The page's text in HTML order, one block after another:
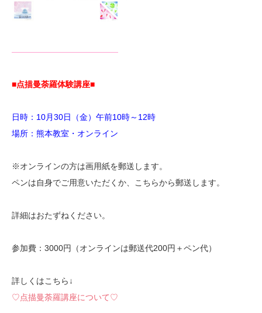
—————————————
■点描曼荼羅体験講座■
日時：10月30日（金）午前10時～12時
場所：熊本教室・オンライン
※オンラインの方は画用紙を郵送します。
ペンは自身でご用意いただくか、こちらから郵送します。
詳細はおたずねください。
参加費：3000円（オンラインは郵送代200円＋ペン代）
詳しくはこちら↓
♡点描曼荼羅講座について♡